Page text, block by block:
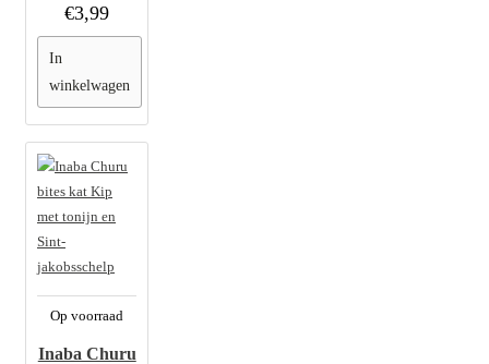
€3,99
In
winkelwagen
Op voorraad
Inaba Churu